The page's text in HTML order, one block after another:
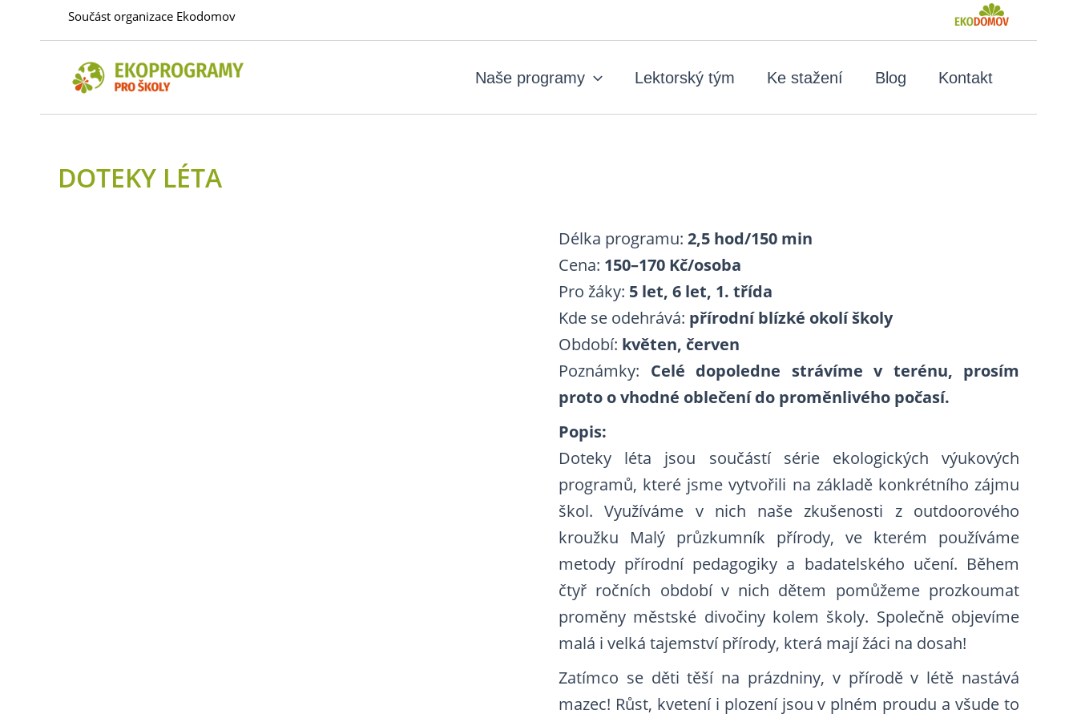
Součást organizace Ekodomov
Naše programy Lektorský tým Ke stažení Blog Kontakt
DOTEKY LÉTA
Délka programu: 2,5 hod/150 min
Cena: 150–170 Kč/osoba
Pro žáky: 5 let, 6 let, 1. třída
Kde se odehrává: přírodní blízké okolí školy
Období: květen, červen
Poznámky: Celé dopoledne strávíme v terénu, prosím
proto o vhodné oblečení do proměnlivého počasí.
Popis:
Doteky léta jsou součástí série ekologických výukových
programů, které jsme vytvořili na základě konkrétního zájmu
škol. Využíváme v nich naše zkušenosti z outdoorového
kroužku Malý průzkumník přírody, ve kterém používáme
metody přírodní pedagogiky a badatelského učení. Během
čtyř ročních období v nich dětem pomůžeme prozkoumat
proměny městské divočiny kolem školy. Společně objevíme
malá i velká tajemství přírody, která mají žáci na dosah!
Zatímco se děti těší na prázdniny, v přírodě v létě nastává
mazec! Růst, kvetení i plození jsou v plném proudu a všude to